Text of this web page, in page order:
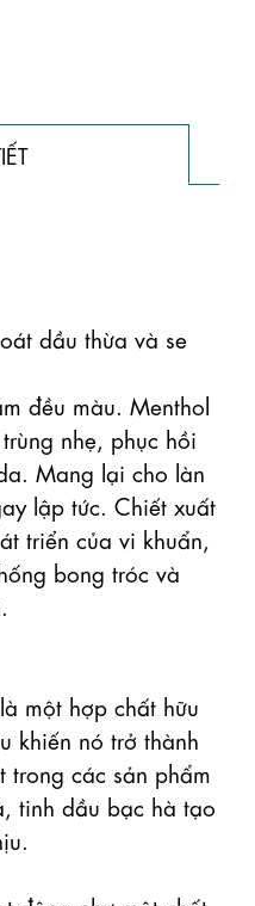
dầu thừa và se
đều màu. Menthol
nhẹ, phục hồi
Mang lại cho làn
lập tức. Chiết xuất
triển của vi khuẩn,
bong tróc và
một hợp chất hữu
khiến nó trở thành
trong các sản phẩm
tinh dầu bạc hà tạo